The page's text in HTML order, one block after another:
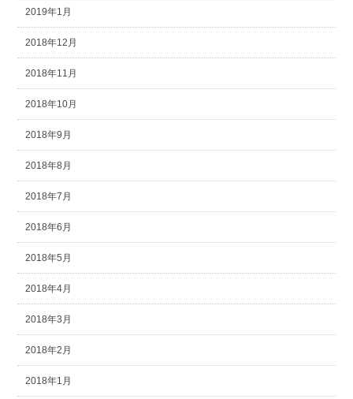
2019年1月
2018年12月
2018年11月
2018年10月
2018年9月
2018年8月
2018年7月
2018年6月
2018年5月
2018年4月
2018年3月
2018年2月
2018年1月